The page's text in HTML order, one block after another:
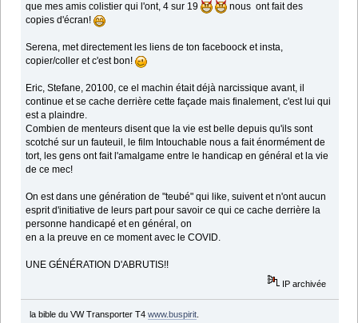
que mes amis colistier qui l'ont, 4 sur 19
nous ont fait des
copies d'écran!
Serena, met directement les liens de ton faceboock et insta,
copier/coller et c'est bon!
Eric, Stefane, 20100, ce el machin était déjà narcissique avant, il
continue et se cache derrière cette façade mais finalement, c'est lui qui
est a plaindre.
Combien de menteurs disent que la vie est belle depuis qu'ils sont
scotché sur un fauteuil, le film Intouchable nous a fait énormément de
tort, les gens ont fait l'amalgame entre le handicap en général et la vie
de ce mec!
On est dans une génération de "teubé" qui like, suivent et n'ont aucun
esprit d'initiative de leurs part pour savoir ce qui ce cache derrière la
personne handicapé et en général, on
en a la preuve en ce moment avec le COVID.
UNE GÉNÉRATION D'ABRUTIS!!
IP archivée
la bible du VW Transporter T4 www.buspirit.